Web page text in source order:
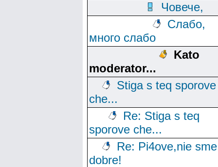
Човече,
Слабо,
много слабо
Kato
moderator...
Stiga s teq sporove
che...
Re: Stiga s teq
sporove che...
Re: Pi4ove,nie sme
dobre!